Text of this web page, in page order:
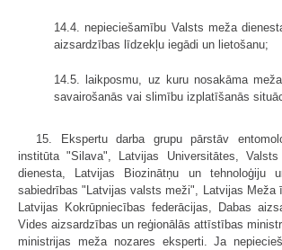
14.4. nepieciešamību Valsts meža
aizsardzības līdzekļu iegādi un lietošanu;
14.5. laikposmu, uz kuru nosakāma
savairošanās vai slimību izplatīšanās
15. Ekspertu darba grupu pārstāv
institūta "Silava", Latvijas Universitātes,
dienesta, Latvijas Biozinātņu un tehnoloģiju
sabiedrības "Latvijas valsts meži", Latvijas Meža
Latvijas Kokrūpniecības federācijas, Dabas
Vides aizsardzības un reģionālās attīstības
ministrijas meža nozares eksperti. Ja